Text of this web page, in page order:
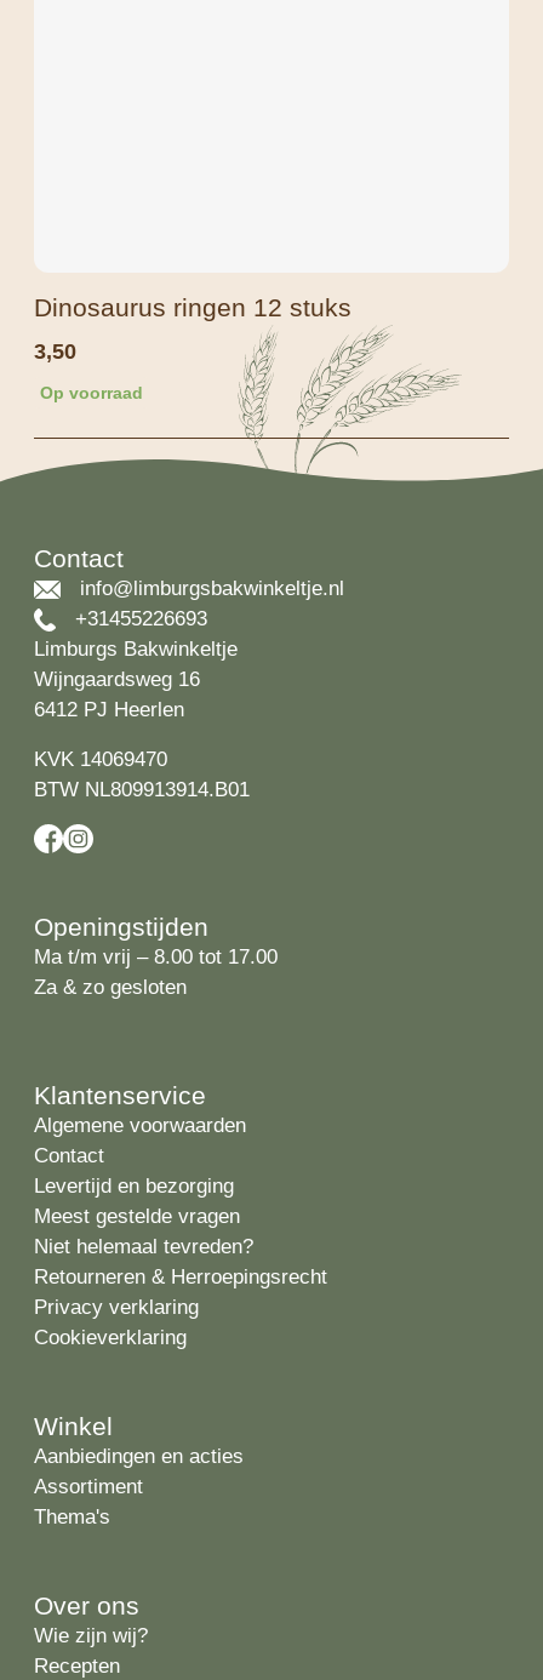
Dinosaurus ringen 12 stuks
3,50
Op voorraad
Contact
info@limburgsbakwinkeltje.nl
+31455226693
Limburgs Bakwinkeltje
Wijngaardsweg 16
6412 PJ Heerlen
KVK 14069470
BTW NL809913914.B01
Openingstijden
Ma t/m vrij – 8.00 tot 17.00
Za & zo gesloten
Klantenservice
Algemene voorwaarden
Contact
Levertijd en bezorging
Meest gestelde vragen
Niet helemaal tevreden?
Retourneren & Herroepingsrecht
Privacy verklaring
Cookieverklaring
Winkel
Aanbiedingen en acties
Assortiment
Thema's
Over ons
Wie zijn wij?
Recepten